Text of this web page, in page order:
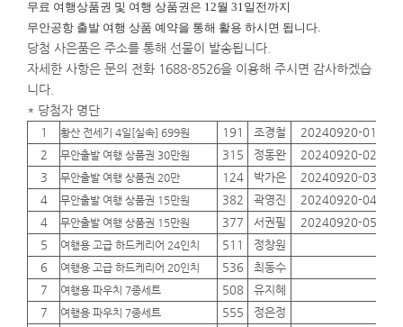
무료 여행상품권 및 여행 상품권은 12월 31일전까지
무안공항 출발 여행 상품 예약을 통해 활용 하시면 됩니다.
당첨 사은품은 주소를 통해 선물이 발송됩니다.
자세한 사항은 문의 전화 1688-8526을 이용해 주시면 감사하겠습
니다.
* 당첨자 명단
1 황산 전세기 4일[실속] 699원 191 조경철 20240920-01
2
무안출발 여행 상품권 30만원 315 정동완 20240920-02
3
무안출발 여행 상품권 20만 124 박가은 20240920-03
4
무안출발 여행 상품권 15만원 382 곽영진 20240920-04
4
무안출발 여행 상품권 15만원 377 서권필 20240920-05
5
여행용 고급 하드케리어 24인치 511 정창원
6
여행용 고급 하드케리어 20인치 536 최동수
7
여행용 파우치 7종세트 508 유지혜
7
여행용 파우치 7종세트 555 정은정